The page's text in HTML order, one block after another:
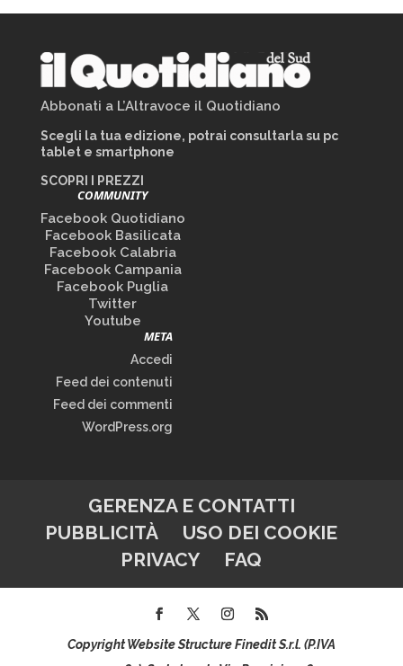
Abbonati a L’Altravoce il Quotidiano
Scegli la tua edizione, potrai consultarla su pc
tablet e smartphone
SCOPRI I PREZZI
COMMUNITY
Facebook Quotidiano
Facebook Basilicata
Facebook Calabria
Facebook Campania
Facebook Puglia
Twitter
Youtube
META
Accedi
Feed dei contenuti
Feed dei commenti
WordPress.org
GERENZA E CONTATTI
PUBBLICITÀ
USO DEI COOKIE
PRIVACY
FAQ
Copyright Website Structure Finedit S.r.l. (P.IVA